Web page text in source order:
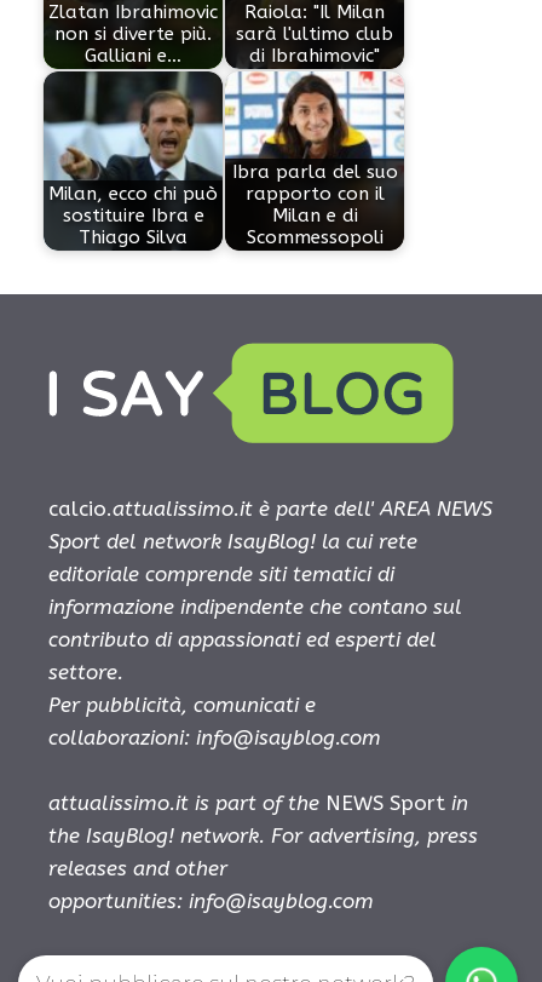
Zlatan Ibrahimovic
non si diverte più.
Galliani e…
Raiola: "Il Milan
sarà l'ultimo club
di Ibrahimovic"
Milan, ecco chi può
sostituire Ibra e
Thiago Silva
Ibra parla del suo
rapporto con il
Milan e di
Scommessopoli
calcio.attualissimo.it è parte dell' AREA NEWS
Sport del network IsayBlog! la cui rete
editoriale comprende siti tematici di
informazione indipendente che contano sul
contributo di appassionati ed esperti del
settore.
Per pubblicità, comunicati e
collaborazioni: info@isayblog.com
attualissimo.it is part of the NEWS Sport in
the IsayBlog! network. For advertising, press
releases and other
opportunities: info@isayblog.com